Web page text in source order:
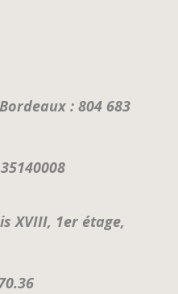
: 804 683
XVIII, 1er étage,